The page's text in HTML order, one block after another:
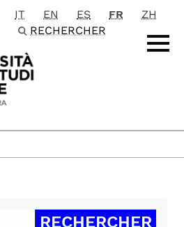
principale
IT EN ES FR
ZH
RECHERCHER